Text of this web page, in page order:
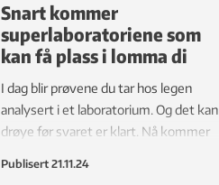
Snart kommer
superlaboratoriene som
kan få plass i lomma di
I dag blir prøvene du tar hos legen
analysert i et laboratorium. Og det kan
drøye før svaret er klart. Nå kommer
Publisert 21.11.24